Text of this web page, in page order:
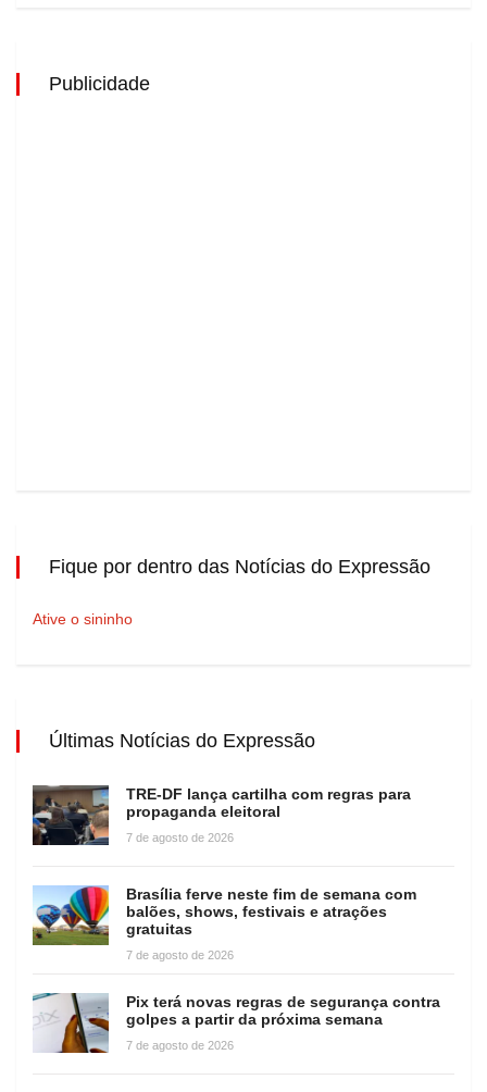
Publicidade
Fique por dentro das Notícias do Expressão
Ative o sininho
Últimas Notícias do Expressão
TRE-DF lança cartilha com regras para
propaganda eleitoral
7 de agosto de 2026
Brasília ferve neste fim de semana com
balões, shows, festivais e atrações
gratuitas
7 de agosto de 2026
Pix terá novas regras de segurança contra
golpes a partir da próxima semana
7 de agosto de 2026